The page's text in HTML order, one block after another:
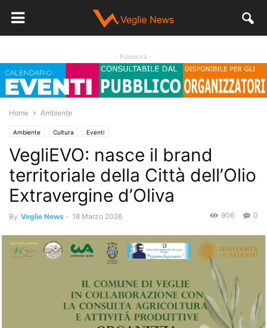
- Pubblicità -
Home Ambiente
Ambiente Cultura Eventi
VegliEVO: nasce il brand
territoriale della Città dell’Olio
Extravergine d’Oliva
By Veglie News - 18 Marzo 2026 0
906